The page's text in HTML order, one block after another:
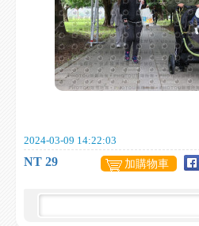
2024-03-09 14:22:03
NT 29 加購物車